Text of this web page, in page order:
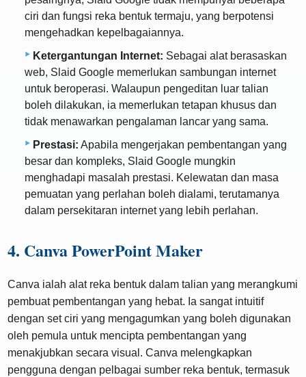
ciri dan fungsi reka bentuk termaju, yang berpotensi
mengehadkan kepelbagaiannya.
Ketergantungan Internet: Sebagai alat berasaskan
web, Slaid Google memerlukan sambungan internet
untuk beroperasi. Walaupun pengeditan luar talian
boleh dilakukan, ia memerlukan tetapan khusus dan
tidak menawarkan pengalaman lancar yang sama.
Prestasi: Apabila mengerjakan pembentangan yang
besar dan kompleks, Slaid Google mungkin
menghadapi masalah prestasi. Kelewatan dan masa
pemuatan yang perlahan boleh dialami, terutamanya
dalam persekitaran internet yang lebih perlahan.
4. Canva PowerPoint Maker
Canva ialah alat reka bentuk dalam talian yang merangkumi
pembuat pembentangan yang hebat. Ia sangat intuitif
dengan set ciri yang mengagumkan yang boleh digunakan
oleh pemula untuk mencipta pembentangan yang
menakjubkan secara visual. Canva melengkapkan
pengguna dengan pelbagai sumber reka bentuk, termasuk